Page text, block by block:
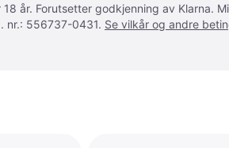
år. Forutsetter godkjenning av Klarna.
nr.: 556737-0431. Se vilkår og andre